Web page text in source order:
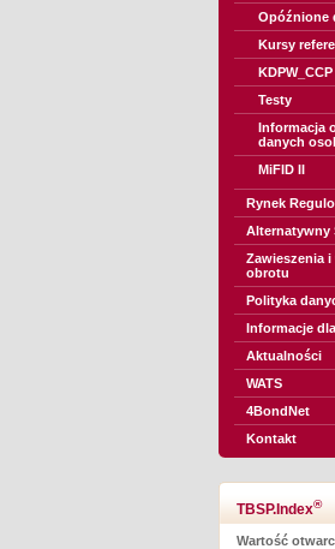
Opóźnione
Kursy
KDPW_CCP
Testy
Informacja
danych
MiFID II
Rynek
Alternatywny
Zawieszenia
obrotu
Polityka
Informacje
Aktualności
WATS
4BondNet
Kontakt
TBSP.Index®
Wartość